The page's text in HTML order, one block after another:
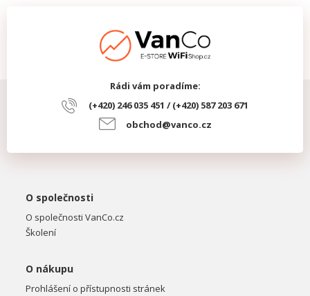
Rádi vám poradíme:
(+420) 246 035 451 / (+420) 587 203 671
obchod@vanco.cz
O společnosti
O společnosti VanCo.cz
Školení
O nákupu
Prohlášení o přístupnosti stránek